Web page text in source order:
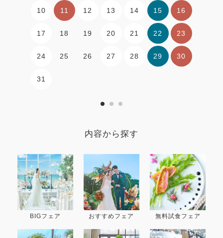
10 11 12 13 14 15 16
17 18 19 20 21 22 23
24 25 26 27 28 29 30
31
内容から探す
BIGフェア おすすめフェア 無料試食フェア